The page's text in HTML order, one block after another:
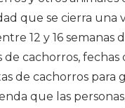
que se cierra una
12 y 16 semanas
de cachorros,
de cachorros para
que las